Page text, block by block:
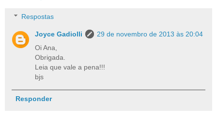
Respostas
Joyce Gadiolli
29 de novembro de 2013 às 20:04
Oi Ana,
Obrigada.
Leia que vale a pena!!!
bjs
Responder